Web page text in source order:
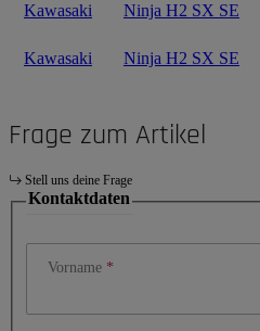
Kawasaki Ninja H2 SX SE
Kawasaki Ninja H2 SX SE
Frage zum Artikel
Stell uns deine Frage
Kontaktdaten
Vorname